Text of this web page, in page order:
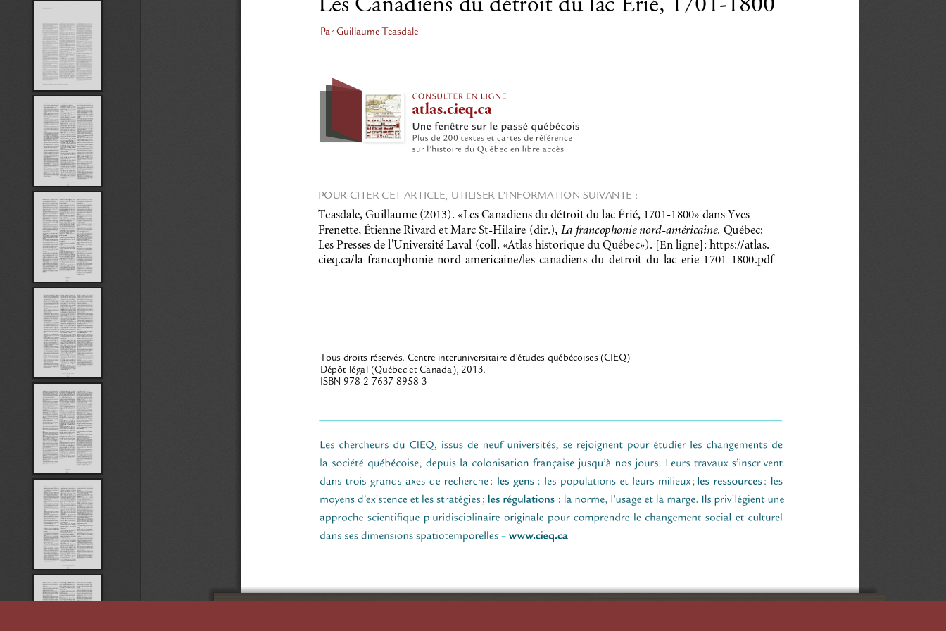
POUR CITER CET ARTICLE, UTILISER L’INFORMATION SUIVANTE :
Teasdale, Guillaume (2013). «Les Canadiens du détroit du lac Érié, 1701-1800» dans Yves
Frenette, Étienne Rivard et Marc St-Hilaire (dir.), La francophonie nord-américaine. Québec:
Les Presses de l'Université Laval (coll. «Atlas historique du Québec»). [En ligne]: https://atlas.
cieq.ca/la-francophonie-nord-americaine/les-canadiens-du-detroit-du-lac-erie-1701-1800.pdf
Tous droits réservés. Centre interuniversitaire d’études québécoises (CIEQ)
Dépôt légal (Québec et Canada), 2013.
ISBN 978-2-7637-8958-3
Par Guillaume Teasdale
Les Canadiens du détroit du lac Érié, 1701-1800